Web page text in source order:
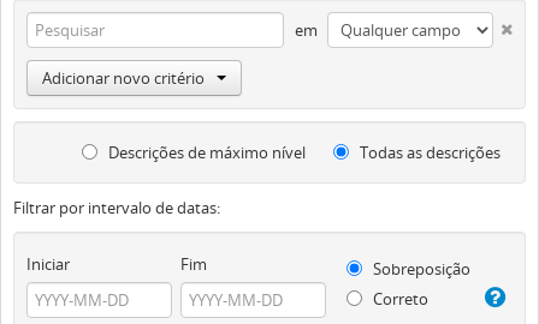
em
Adicionar novo critério
Descrições de máximo nível Todas as descrições
Filtrar por intervalo de datas:
Iniciar Fim
Sobreposição
Correto